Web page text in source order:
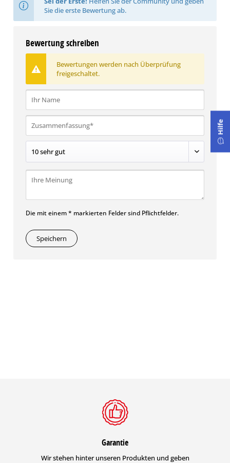
Sie die erste Bewertung ab.
Bewertung schreiben
Bewertungen werden nach Überprüfung
freigeschaltet.
Die mit einem * markierten Felder sind Pflichtfelder.
Speichern
Garantie
Wir stehen hinter unseren Produkten und geben
Hilfe